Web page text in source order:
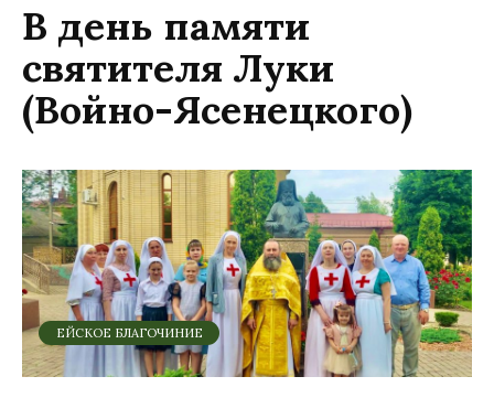
В день памяти
святителя Луки
(Войно-Ясенецкого)
ЕЙСКОЕ БЛАГОЧИНИЕ